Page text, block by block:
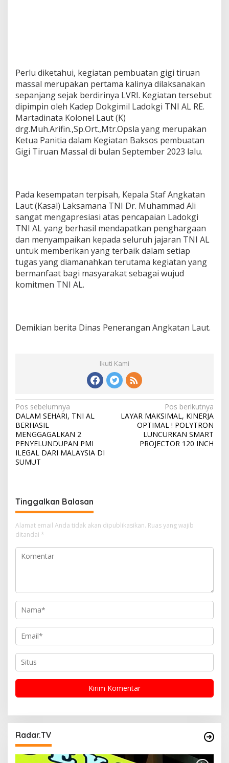
Perlu diketahui, kegiatan pembuatan gigi tiruan
massal merupakan pertama kalinya dilaksanakan
sepanjang sejak berdirinya LVRI. Kegiatan tersebut
dipimpin oleh Kadep Dokgimil Ladokgi TNI AL RE.
Martadinata Kolonel Laut (K)
drg.Muh.Arifin.,Sp.Ort.,Mtr.Opsla yang merupakan
Ketua Panitia dalam Kegiatan Baksos pembuatan
Gigi Tiruan Massal di bulan September 2023 lalu.
Pada kesempatan terpisah, Kepala Staf Angkatan
Laut (Kasal) Laksamana TNI Dr. Muhammad Ali
sangat mengapresiasi atas pencapaian Ladokgi
TNI AL yang berhasil mendapatkan penghargaan
dan menyampaikan kepada seluruh jajaran TNI AL
untuk memberikan yang terbaik dalam setiap
tugas yang diamanahkan terutama kegiatan yang
bermanfaat bagi masyarakat sebagai wujud
komitmen TNI AL.
Demikian berita Dinas Penerangan Angkatan Laut.
Ikuti Kami
N
a
v
i
g
s
i
p
o
s
Pos sebelumnya
DALAM SEHARI, TNI AL
BERHASIL
MENGGAGALKAN 2
PENYELUNDUPAN PMI
ILEGAL DARI MALAYSIA DI
SUMUT
Pos berikutnya
LAYAR MAKSIMAL, KINERJA
OPTIMAL ! POLYTRON
LUNCURKAN SMART
PROJECTOR 120 INCH
Tinggalkan Balasan
Alamat email Anda tidak akan dipublikasikan. Ruas yang wajib
ditandai *
Radar.TV